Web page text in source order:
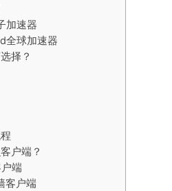
加速器
全球加速器
择？
户端？
端
客户端